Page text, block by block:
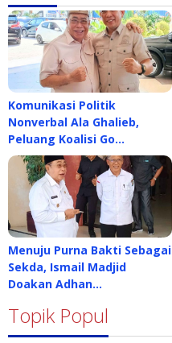
Komunikasi Politik
Nonverbal Ala Ghalieb,
Peluang Koalisi Go…
Menuju Purna Bakti Sebagai
Sekda, Ismail Madjid
Doakan Adhan…
Topik Popul